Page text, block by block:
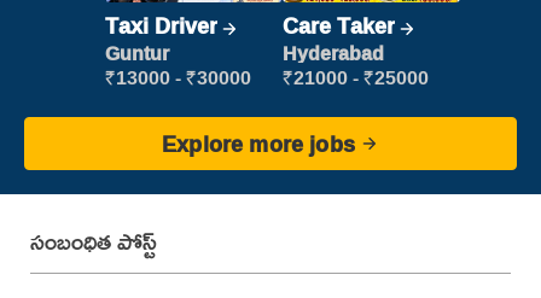
Taxi Driver
Guntur
₹13000 - ₹30000
Care Taker
Hyderabad
₹21000 - ₹25000
Explore more jobs
సంబంధిత పోస్ట్